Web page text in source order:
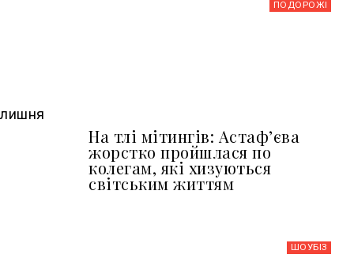
ПОДОРОЖІ
На тлі мітингів: Астафʼєва
жорстко пройшлася по
колегам, які хизуються
світським життям
ШОУБIЗ